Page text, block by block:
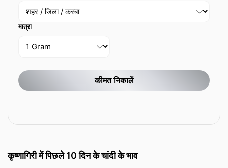
मात्रा
कीमत निकालें
कृष्णागिरी में पिछले 10 दिन के चांदी के भाव